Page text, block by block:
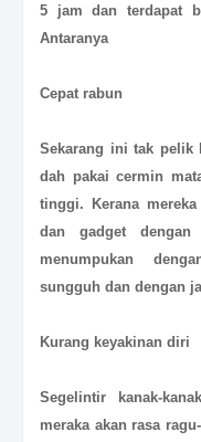
5 jam dan terdapat
Antaranya
Cepat rabun
Sekarang ini tak pelik
dah pakai cermin
tinggi. Kerana
dan gadget dengan
menumpukan
sungguh dan dengan
Kurang keyakinan diri
Segelintir kanak-
meraka akan rasa